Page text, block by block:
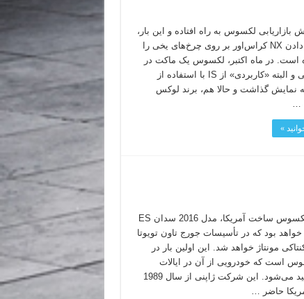
بازاریابی لکسوس به راه افتاده و این بار،
ایده قرار دادن NX کراس‌اور بر روی چرخ‌های یخی را
است. در ماه اکتبر، لکسوس یک ماکت در
ابعاد واقعی و البته «کاربردی» از IS با استفاده از
نمایش گذاشت و حالا هم، برند لوکس
…
»
نخستین لکسوس ساخت آمریکا، مدل 2016 سدان ES
خواهد بود که در تأسیسات جورج تاون تویوتا
مونتاژ خواهد شد. این اولین بار در
است که خودرویی از آن در ایالات
متحده تولید می‌شود. این شرکت ژاپنی از سال 1989
حاضر …